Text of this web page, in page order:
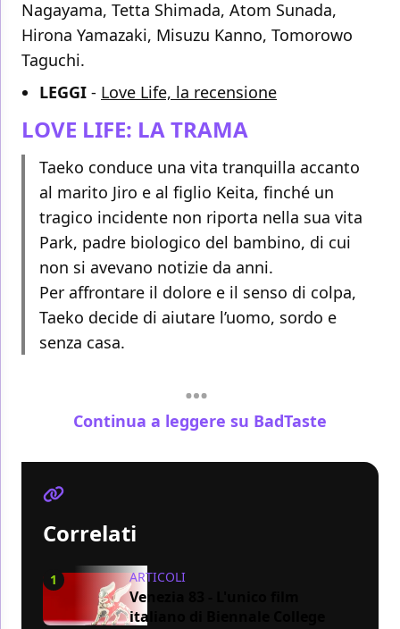
Nagayama, Tetta Shimada, Atom Sunada,
Hirona Yamazaki, Misuzu Kanno, Tomorowo
Taguchi.
LEGGI - Love Life, la recensione
LOVE LIFE: LA TRAMA
Taeko conduce una vita tranquilla accanto
al marito Jiro e al figlio Keita, finché un
tragico incidente non riporta nella sua vita
Park, padre biologico del bambino, di cui
non si avevano notizie da anni.
Per affrontare il dolore e il senso di colpa,
Taeko decide di aiutare l’uomo, sordo e
senza casa.
Continua a leggere su BadTaste
Correlati
1 ARTICOLI
Venezia 83 - L'unico film
italiano di Biennale College